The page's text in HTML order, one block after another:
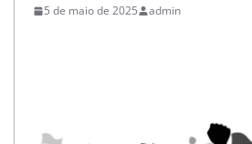
5 de maio de 2025 admin